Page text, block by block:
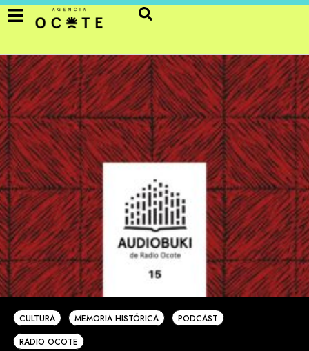
CULTURA MEMORIA HISTÓRICA
PODCAST
RADIO OCOTE